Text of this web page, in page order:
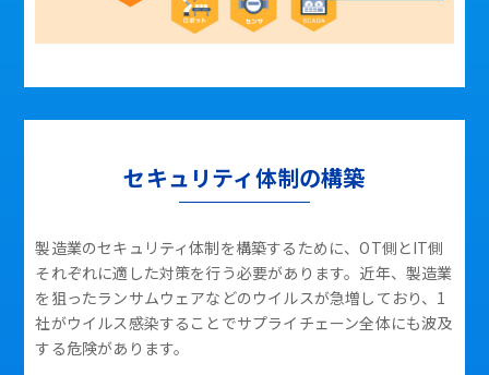
セキュリティ体制の構築
製造業のセキュリティ体制を構築するために、OT側とIT側
それぞれに適した対策を行う必要があります。近年、製造業
を狙ったランサムウェアなどのウイルスが急増しており、1
社がウイルス感染することでサプライチェーン全体にも波及
する危険があります。